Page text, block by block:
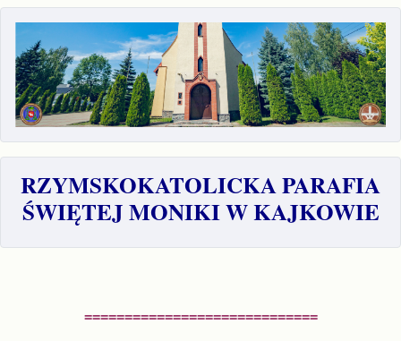
RZYMSKOKATOLICKA PARAFIA
ŚWIĘTEJ MONIKI W KAJKOWIE
=============================